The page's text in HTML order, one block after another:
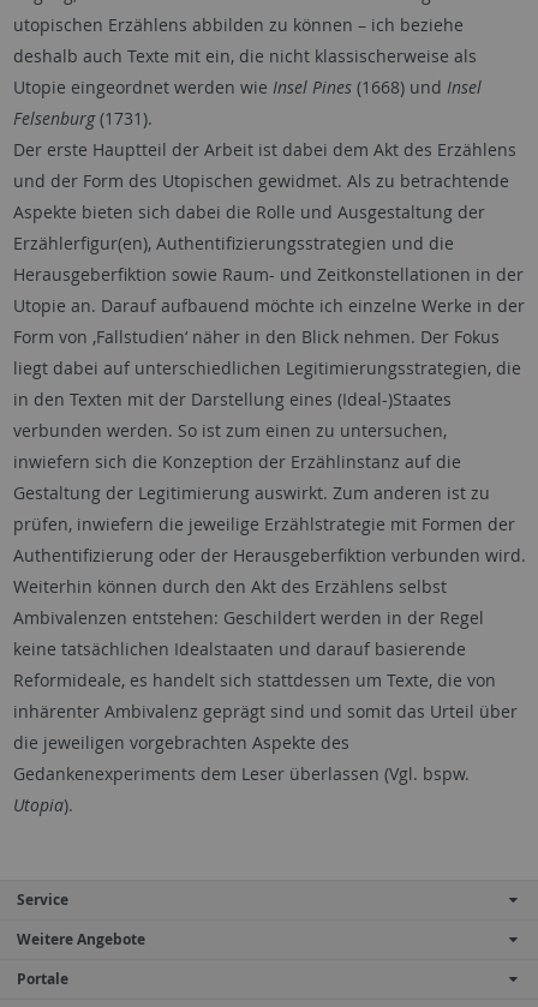
utopischen Erzählens abbilden zu können – ich beziehe
deshalb auch Texte mit ein, die nicht klassischerweise als
Utopie eingeordnet werden wie Insel Pines(1668) und Insel
Felsenburg(1731).
Der erste Hauptteil der Arbeit ist dabei dem Akt des Erzählens
und der Form des Utopischen gewidmet. Als zu betrachtende
Aspekte bieten sich dabei die Rolle und Ausgestaltung der
Erzählerfigur(en), Authentifizierungsstrategien und die
Herausgeberfiktion sowie Raum- und Zeitkonstellationen in der
Utopie an. Darauf aufbauend möchte ich einzelne Werke in der
Form von ‚Fallstudien‘ näher in den Blick nehmen. Der Fokus
liegt dabei auf unterschiedlichen Legitimierungsstrategien, die
in den Texten mit der Darstellung eines (Ideal-)Staates
verbunden werden. So ist zum einen zu untersuchen,
inwiefern sich die Konzeption der Erzählinstanz auf die
Gestaltung der Legitimierung auswirkt. Zum anderen ist zu
prüfen, inwiefern die jeweilige Erzählstrategie mit Formen der
Authentifizierung oder der Herausgeberfiktion verbunden wird.
Weiterhin können durch den Akt des Erzählens selbst
Ambivalenzen entstehen: Geschildert werden in der Regel
keine tatsächlichen Idealstaaten und darauf basierende
Reformideale, es handelt sich stattdessen um Texte, die von
inhärenter Ambivalenz geprägt sind und somit das Urteil über
die jeweiligen vorgebrachten Aspekte des
Gedankenexperiments dem Leser überlassen (Vgl. bspw.
Utopia).
Service
Weitere Angebote
Portale